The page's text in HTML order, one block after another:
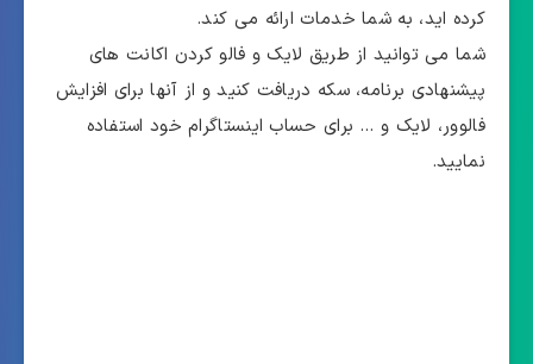
کرده اید، به شما خدمات ارائه می کند.
شما می توانید از طریق لایک و فالو کردن اکانت های
پیشنهادی برنامه، سکه دریافت کنید و از آنها برای افزایش
فالوور، لایک و … برای حساب اینستاگرام خود استفاده
نمایید.